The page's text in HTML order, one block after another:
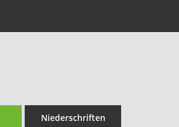
Niederschriften